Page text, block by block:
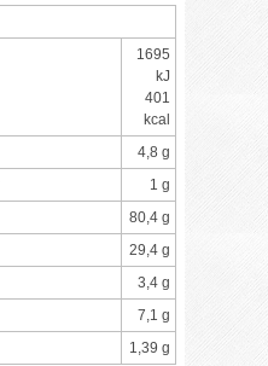
1695
kJ
401
kcal
4,8 g
1 g
80,4 g
29,4 g
3,4 g
7,1 g
1,39 g